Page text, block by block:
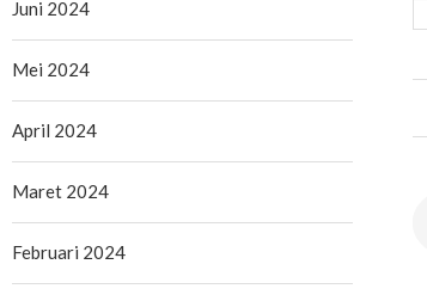
Juni 2024
Mei 2024
April 2024
Maret 2024
Februari 2024